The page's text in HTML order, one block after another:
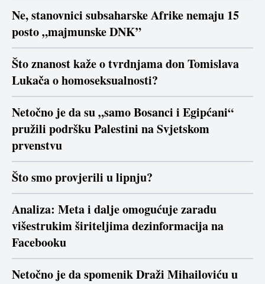
Ne, stanovnici subsaharske Afrike nemaju 15
posto „majmunske DNK”
Što znanost kaže o tvrdnjama don Tomislava
Lukača o homoseksualnosti?
Netočno je da su „samo Bosanci i Egipćani“
pružili podršku Palestini na Svjetskom
prvenstvu
Što smo provjerili u lipnju?
Analiza: Meta i dalje omogućuje zaradu
višestrukim širiteljima dezinformacija na
Facebooku
Netočno je da spomenik Draži Mihailoviću u